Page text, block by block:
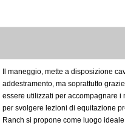
Il maneggio, mette a disposizione
addestramento, ma soprattutto
essere utilizzati per accompagnare
per svolgere lezioni di equitazione
Ranch si propone come luogo